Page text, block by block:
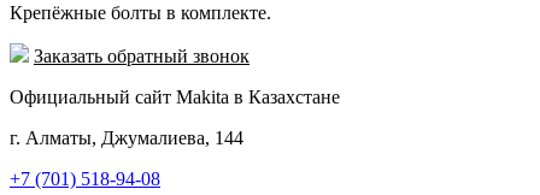
Крепёжные болты в комплекте.
Заказать обратный звонок
Официальный сайт Makita в Казахстане
г. Алматы, Джумалиева, 144
+7 (701) 518-94-08